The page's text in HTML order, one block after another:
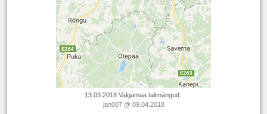
13.03.2018 Valgamaa talimängud..
jan007@ 09.04.2018